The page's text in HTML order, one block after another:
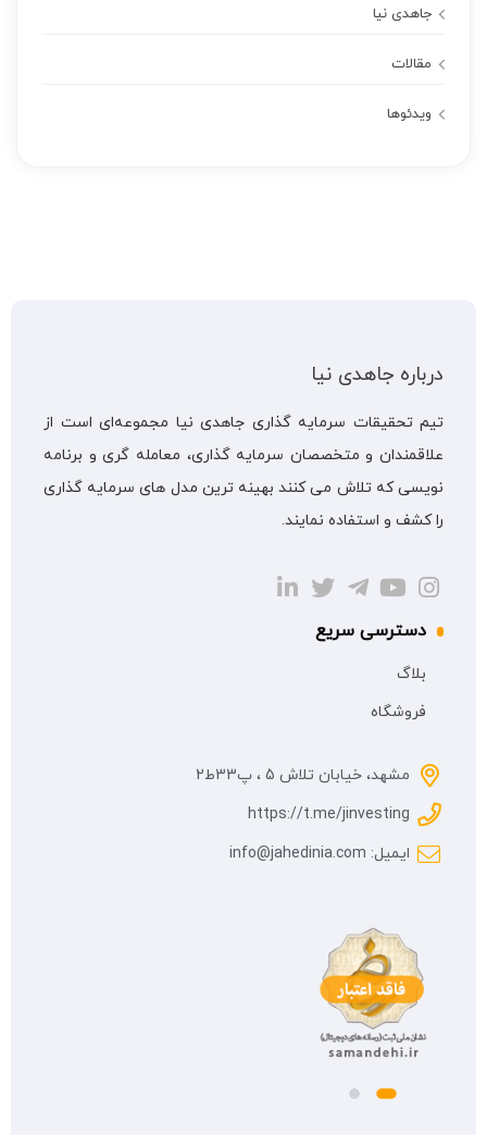
جاهدی نیا
مقالات
ویدئوها
درباره جاهدی نیا
تیم تحقیقات سرمایه گذاری جاهدی نیا مجموعه‌ای است از
علاقمندان و متخصصان سرمایه گذاری، معامله گری و برنامه
نویسی که تلاش می کنند بهینه ترین مدل های سرمایه گذاری
را کشف و استفاده نمایند.
دسترسی سریع
بلاگ
فروشگاه
مشهد، خیابان تلاش 5 ، پ33ط2
https://t.me/jinvesting
ایمیل: info@jahedinia.com